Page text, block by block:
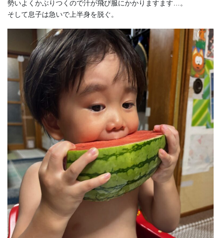
勢いよくかぶりつくので汁が飛び服にかかりますます…。
そして息子は急いで上半身を脱ぐ。